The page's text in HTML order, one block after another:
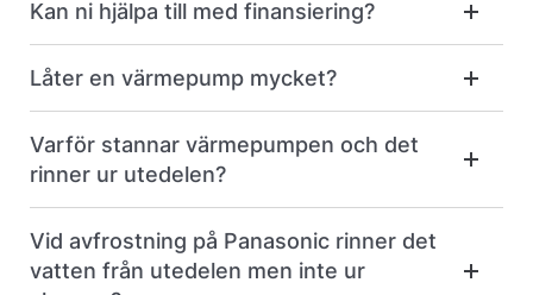
Kan ni hjälpa till med finansiering?
Låter en värmepump mycket?
Varför stannar värmepumpen och det
rinner ur utedelen?
Vid avfrostning på Panasonic rinner det
vatten från utedelen men inte ur